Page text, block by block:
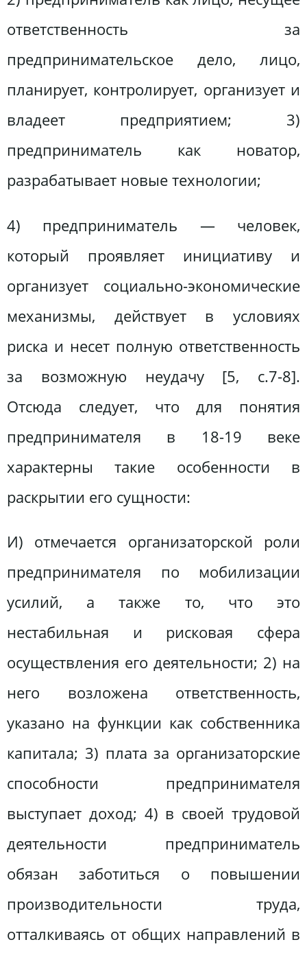
ответственность за
предпринимательское дело, лицо,
планирует, контролирует, организует и
владеет предприятием; 3)
предприниматель как новатор,
разрабатывает новые технологии;
4) предприниматель — человек,
который проявляет инициативу и
организует социально-экономические
механизмы, действует в условиях
риска и несет полную ответственность
за возможную неудачу [5, с.7-8].
Отсюда следует, что для понятия
предпринимателя в 18-19 веке
характерны такие особенности в
раскрытии его сущности:
И) отмечается организаторской роли
предпринимателя по мобилизации
усилий, а также то, что это
нестабильная и рисковая сфера
осуществления его деятельности; 2) на
него возложена ответственность,
указано на функции как собственника
капитала; 3) плата за организаторские
способности предпринимателя
выступает доход; 4) в своей трудовой
деятельности предприниматель
обязан заботиться о повышении
производительности труда,
отталкиваясь от общих направлений в